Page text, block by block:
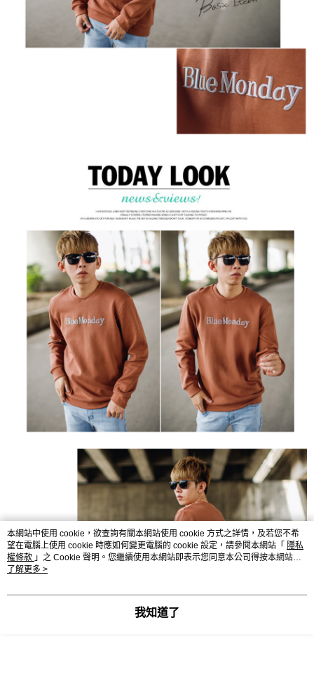
本網站中使用 cookie，欲查詢有關本網站使用 cookie 方式之詳情，及若您不希
望在電腦上使用 cookie 時應如何變更電腦的 cookie 設定，請參閱本網站「 隱私
權條款 」之 Cookie 聲明。您繼續使用本網站即表示您同意本公司得按本網站使
用條款之 Cookie 聲明使用 cookie。
了解更多 >
我知道了